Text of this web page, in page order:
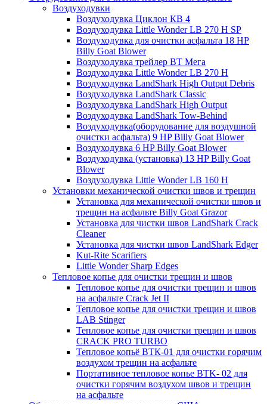
Воздуходувки
Воздуходувка Циклон КВ 4
Воздуходувка Little Wonder LB 270 H SP
Воздуходувка для очистки асфальта 18 HP
Billy Goat Blower
Воздуходувка трейлер ВТ Мега
Воздуходувка Little Wonder LB 270 H
Воздуходувка LandShark High Оutput Debris
Воздуходувка LandShark Classic
Воздуходувка LandShark High Output
Воздуходувка LandShark Tow-Behind
Воздуходувка(оборудование для воздушной
очистки асфальта) 9 HP Billy Goat Blower
Воздуходувка 6 HP Billy Goat Blower
Воздуходувка (установка) 13 HP Billy Goat
Blower
Воздуходувка Little Wonder LB 160 H
Установки механической очистки швов и трещин
Установка для механической очистки швов и
трещин на асфальте Billy Goat Grazor
Установка для чистки швов LandShark Crack
Cleaner
Установка для чистки швов LandShark Edger
Kut-Rite Scarifiers
Little Wonder Sharp Edges
Тепловое копье для очистки трещин и швов
Тепловое копье для очистки трещин и швов
на асфальте Crack Jet II
Тепловое копье для очистки трещин и швов
LAB Stinger
Тепловое копье для очистки трещин и швов
CRACK PRO TURBO
Тепловое копьё ВТК-01 для очистки горячим
воздухом трещин на асфальте
Портативное тепловое копье BTK- 02 для
очистки горячим воздухом швов и трещин
на асфальте